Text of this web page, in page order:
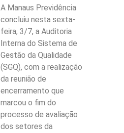
A Manaus Previdência
concluiu nesta sexta-
feira, 3/7, a Auditoria
Interna do Sistema de
Gestão da Qualidade
(SGQ), com a realização
da reunião de
encerramento que
marcou o fim do
processo de avaliação
dos setores da